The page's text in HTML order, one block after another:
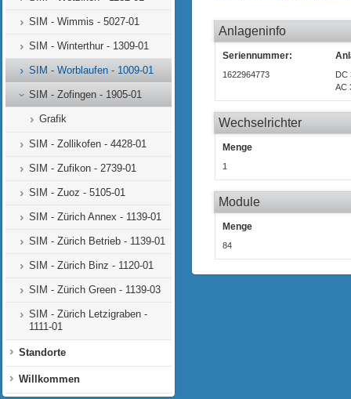
SIM - Wimmis - 5027-01
SIM - Winterthur - 1309-01
SIM - Worblaufen - 1009-01
SIM - Zofingen - 1905-01
Grafik
SIM - Zollikofen - 4428-01
SIM - Zufikon - 2739-01
SIM - Zuoz - 5105-01
SIM - Zürich Annex - 1139-01
SIM - Zürich Betrieb - 1139-01
SIM - Zürich Binz - 1120-01
SIM - Zürich Green - 1139-03
SIM - Zürich Letzigraben -
1111-01
Standorte
Willkommen
Anlageninfo
Seriennummer:
1622964773
DC
AC
Wechselrichter
Menge
1
Module
Menge
84